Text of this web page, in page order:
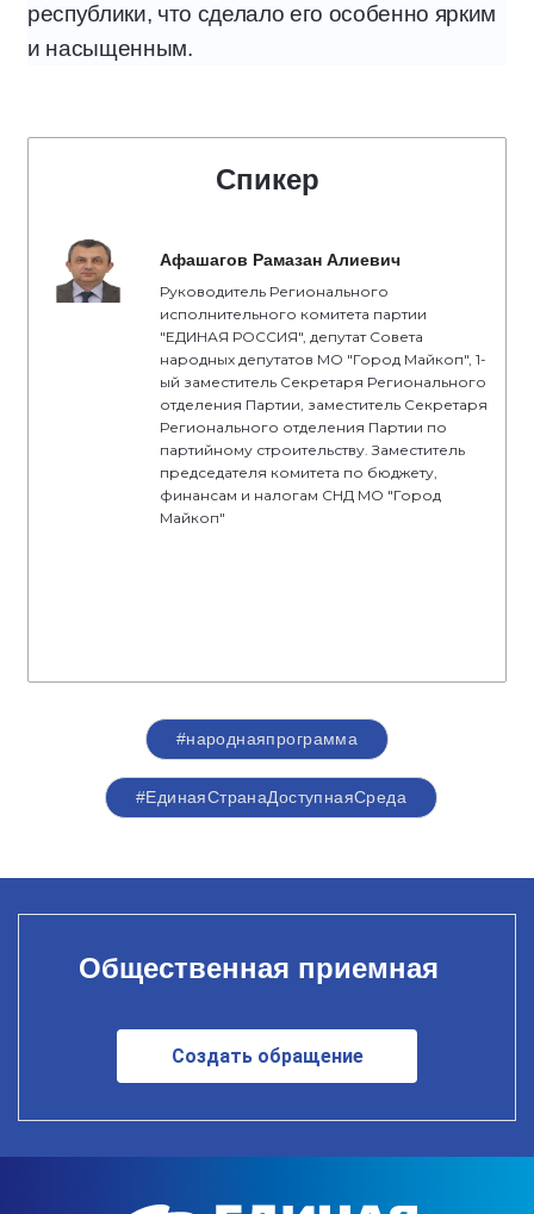
республики, что сделало его особенно ярким
и насыщенным.
Спикер
Афашагов Рамазан Алиевич
Руководитель Регионального
исполнительного комитета партии
"ЕДИНАЯ РОССИЯ", депутат Совета
народных депутатов МО "Город Майкоп", 1-
ый заместитель Секретаря Регионального
отделения Партии, заместитель Секретаря
Регионального отделения Партии по
партийному строительству. Заместитель
председателя комитета по бюджету,
финансам и налогам СНД МО "Город
Майкоп"
#народнаяпрограмма
#ЕдинаяСтранаДоступнаяСреда
Общественная приемная
Создать обращение